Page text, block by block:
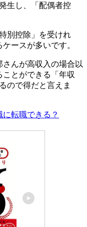
生し、「配偶者控
別控除」を受けれ
ースが多いです。
んが高収入の場合以
とができる「年収
ので得だと言えま
転職できる？